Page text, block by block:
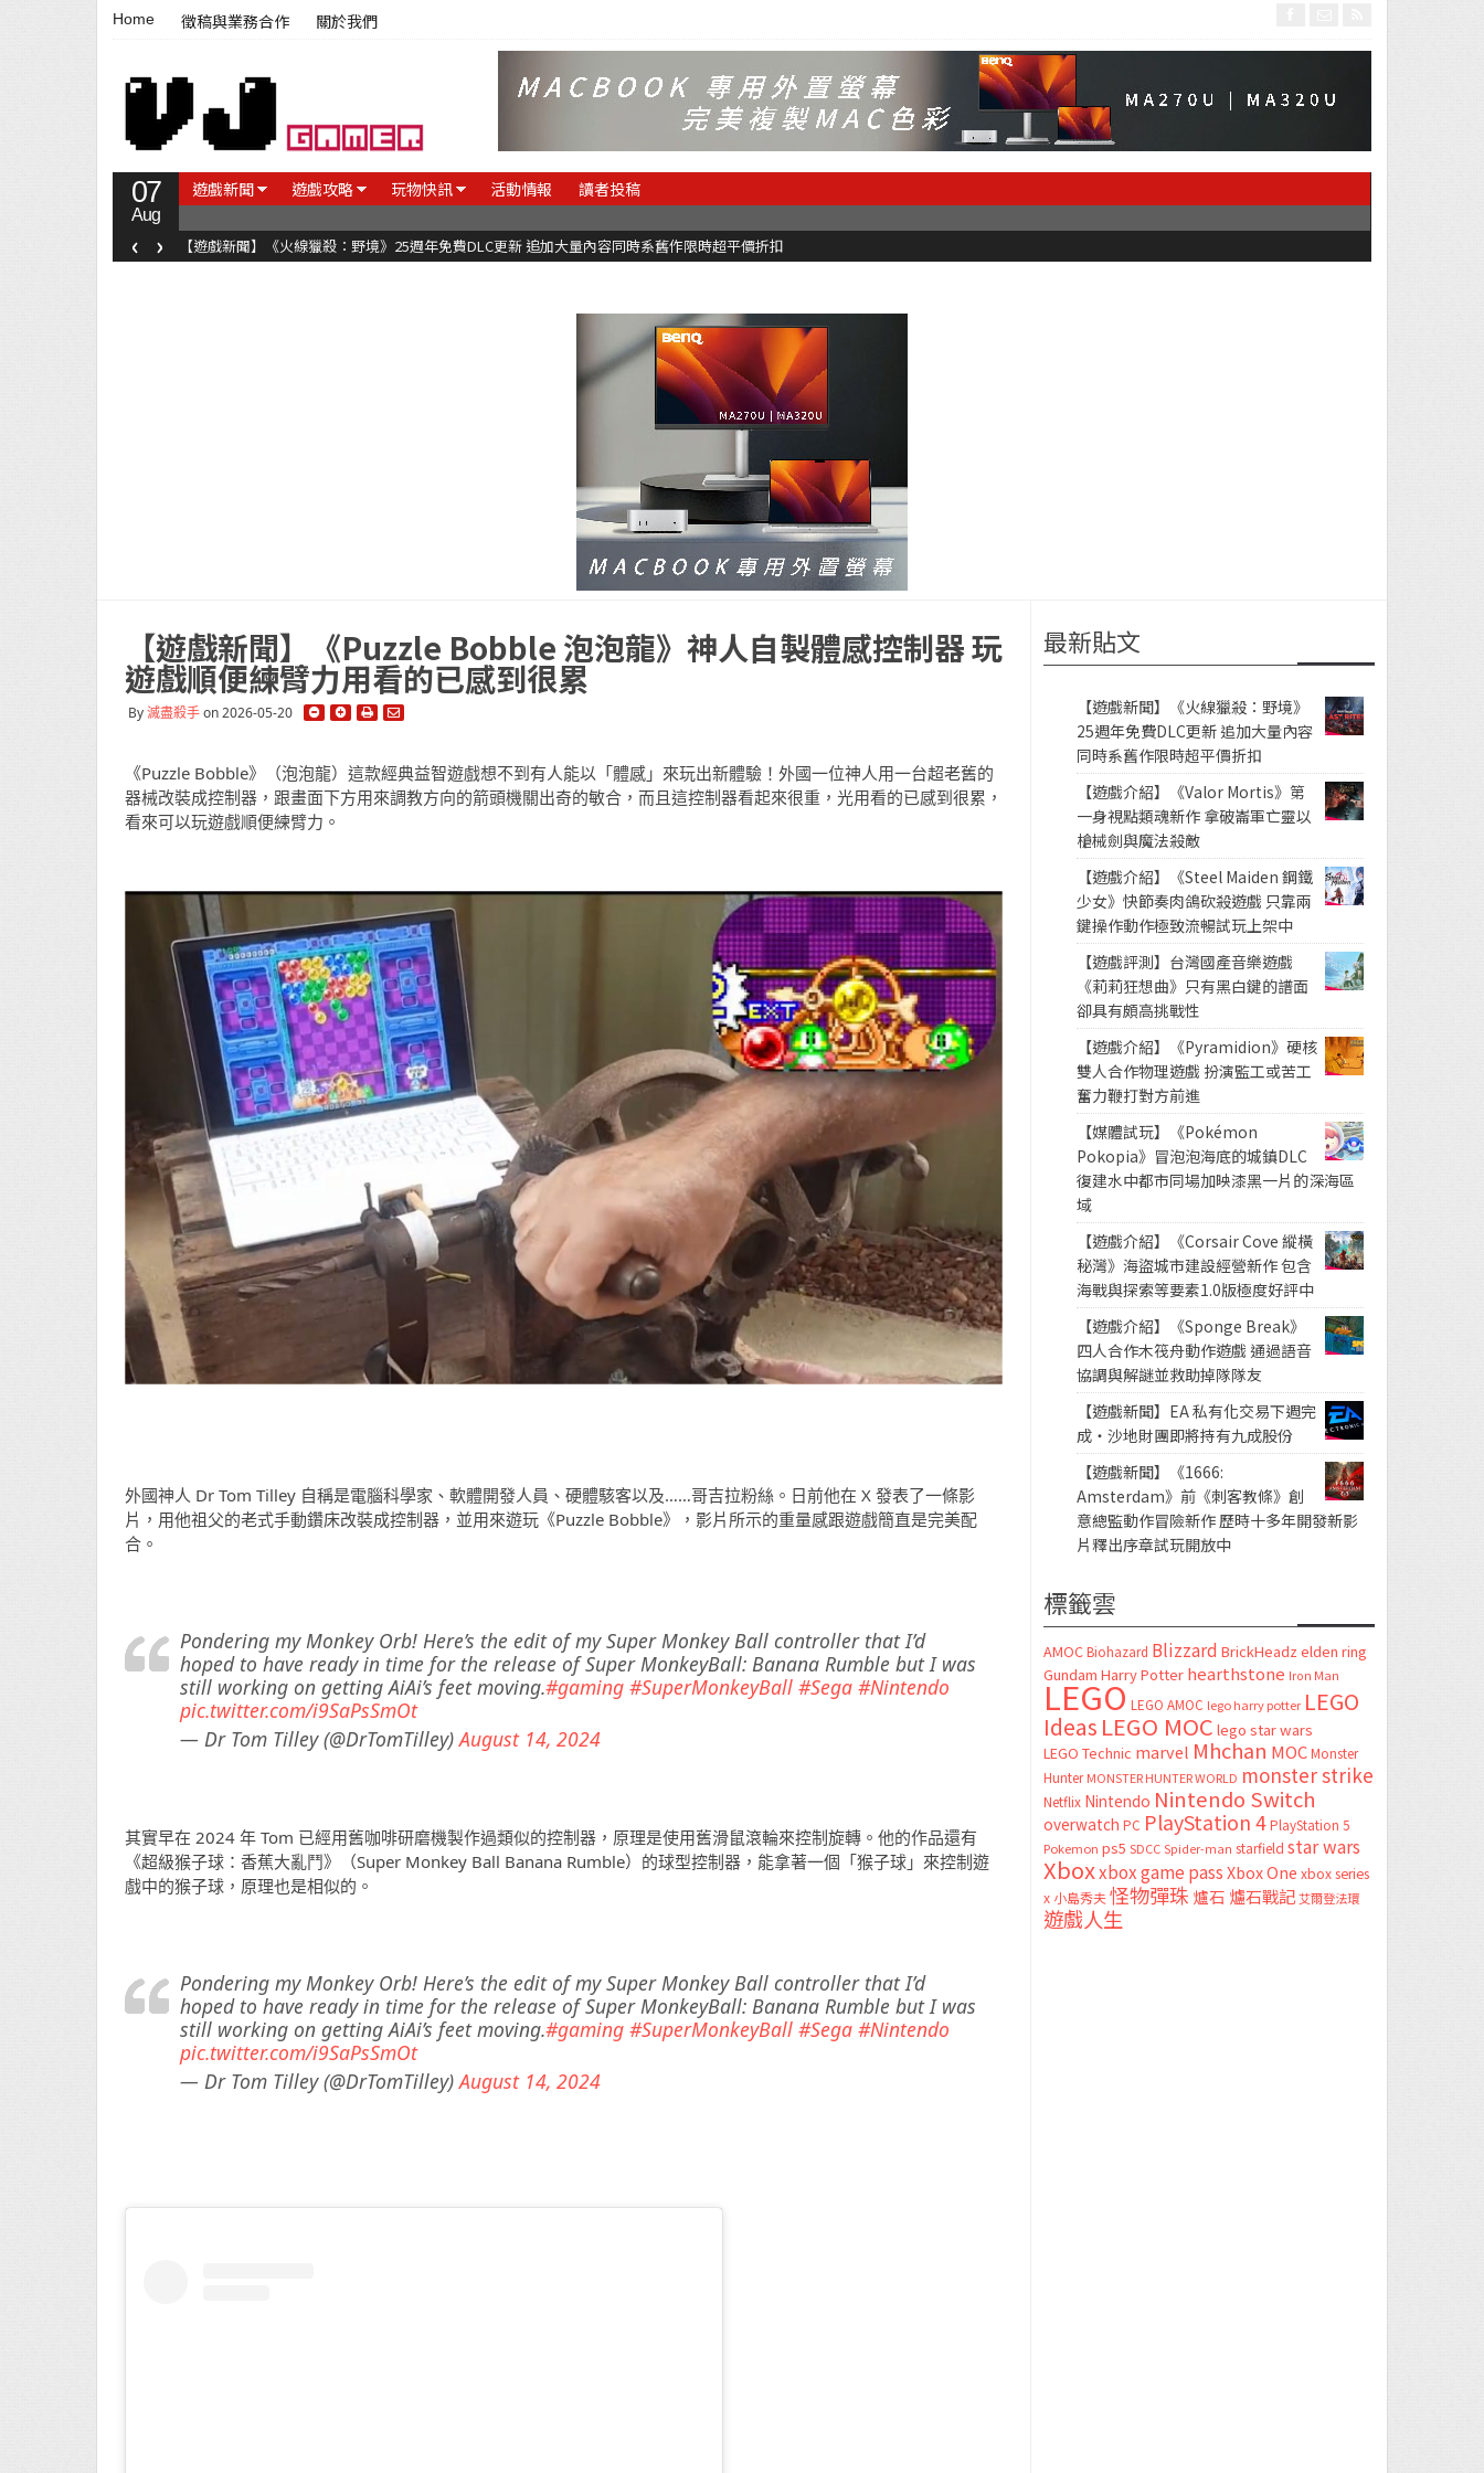
Home 徵稿與業務合作 關於我們
07
Aug
遊戲新聞 遊戲攻略 玩物快訊 活動情報 讀者投稿
【遊戲新聞】《火線獵殺：野境》25週年免費DLC更新 追加大量內容同時系舊作限時超平價折扣
‹ ›
【遊戲新聞】《Puzzle Bobble 泡泡龍》神人自製體感控制器 玩
遊戲順便練臂力用看的已感到很累
By滅盡殺手on 2026-05-20
《Puzzle Bobble》（泡泡龍）這款經典益智遊戲想不到有人能以「體感」來玩出新體驗！外國一位神人用一台超老舊的
器械改裝成控制器，跟畫面下方用來調教方向的箭頭機關出奇的敏合，而且這控制器看起來很重，光用看的已感到很累，
看來可以玩遊戲順便練臂力。
外國神人 Dr Tom Tilley 自稱是電腦科學家、軟體開發人員、硬體駭客以及……哥吉拉粉絲。日前他在 X 發表了一條影
片，用他祖父的老式手動鑽床改裝成控制器，並用來遊玩《Puzzle Bobble》，影片所示的重量感跟遊戲簡直是完美配
合。
Pondering my Monkey Orb! Here’s the edit of my Super Monkey Ball controller that I’d
hoped to have ready in time for the release of Super MonkeyBall: Banana Rumble but I was
still working on getting AiAi’s feet moving.#gaming #SuperMonkeyBall #Sega #Nintendo
pic.twitter.com/i9SaPsSmOt
— Dr Tom Tilley (@DrTomTilley)August 14, 2024
其實早在 2024 年 Tom 已經用舊咖啡研磨機製作過類似的控制器，原理是使用舊滑鼠滾輪來控制旋轉。他的作品還有
《超級猴子球：香蕉大亂鬥》（Super Monkey Ball Banana Rumble）的球型控制器，能拿著一個「猴子球」來控制遊
戲中的猴子球，原理也是相似的。
Pondering my Monkey Orb! Here’s the edit of my Super Monkey Ball controller that I’d
hoped to have ready in time for the release of Super MonkeyBall: Banana Rumble but I was
still working on getting AiAi’s feet moving.#gaming #SuperMonkeyBall #Sega #Nintendo
pic.twitter.com/i9SaPsSmOt
— Dr Tom Tilley (@DrTomTilley)August 14, 2024
最新貼文
【遊戲新聞】《火線獵殺：野境》
25週年免費DLC更新 追加大量內容
同時系舊作限時超平價折扣
【遊戲介紹】《Valor Mortis》第
一身視點類魂新作 拿破崙軍亡靈以
槍械劍與魔法殺敵
【遊戲介紹】《Steel Maiden 鋼鐵
少女》快節奏肉鴿砍殺遊戲 只靠兩
鍵操作動作極致流暢試玩上架中
【遊戲評測】台灣國產音樂遊戲
《莉莉狂想曲》只有黑白鍵的譜面
卻具有頗高挑戰性
【遊戲介紹】《Pyramidion》硬核
雙人合作物理遊戲 扮演監工或苦工
奮力鞭打對方前進
【媒體試玩】《Pokémon
Pokopia》冒泡泡海底的城鎮DLC
復建水中都市同場加映漆黑一片的深海區
域
【遊戲介紹】《Corsair Cove 縱橫
秘灣》海盜城市建設經營新作 包含
海戰與探索等要素1.0版極度好評中
【遊戲介紹】《Sponge Break》
四人合作木筏舟動作遊戲 通過語音
協調與解謎並救助掉隊隊友
【遊戲新聞】EA 私有化交易下週完
成・沙地財團即將持有九成股份
【遊戲新聞】《1666:
Amsterdam》前《刺客教條》創
意總監動作冒險新作 歷時十多年開發新影
片釋出序章試玩開放中
標籤雲
AMOC Biohazard Blizzard BrickHeadz elden ring
Gundam Harry Potter hearthstone Iron Man
LEGO LEGO AMOC lego harry potter LEGO
Ideas LEGO MOC lego star wars
LEGO Technic marvel Mhchan MOC Monster
Hunter MONSTER HUNTER WORLD monster strike
Netflix Nintendo Nintendo Switch
overwatch PC PlayStation 4 PlayStation 5
Pokemon ps5 SDCC Spider-man starfield star wars
Xboxxbox game passXbox One xbox series
x 小島秀夫怪物彈珠 爐石 爐石戰記艾爾登法環
遊戲人生